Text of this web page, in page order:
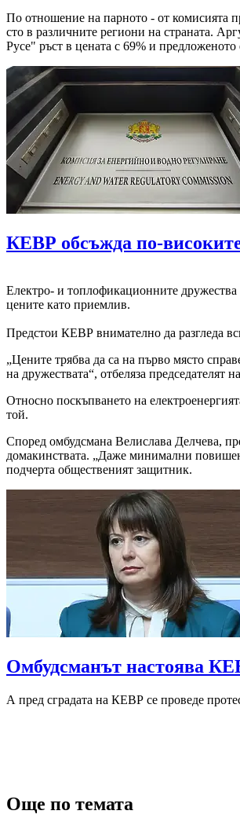
По отношение на парното - от комисията
сто в различните региони на страната.
Русе" ръст в цената с 69% и
КЕВР обсъжда по-
Електро- и топлофикационните дружества
цените като приемлив.
Предстои КЕВР внимателно да разгледа
„Цените трябва да са на първо място
на дружествата“, отбеляза
Относно поскъпването на
той.
Според омбудсмана Велислава Делчева,
домакинствата. „Даже минимални
подчерта общественият защитник.
Омбудсманът настоява
А пред сградата на КЕВР се проведе
Още по темата